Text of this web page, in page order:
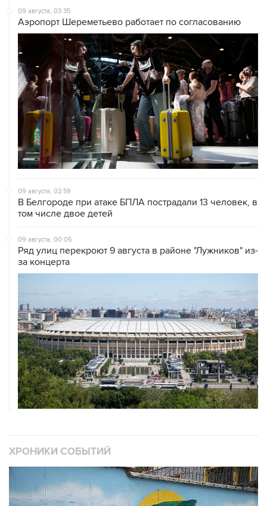
09 августа, 03:35
Аэропорт Шереметьево работает по согласованию
09 августа, 02:59
В Белгороде при атаке БПЛА пострадали 13 человек, в
том числе двое детей
09 августа, 00:05
Ряд улиц перекроют 9 августа в районе "Лужников" из-
за концерта
ХРОНИКИ СОБЫТИЙ